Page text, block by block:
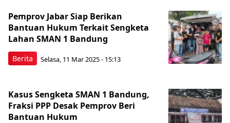
Berita
Pemprov Jabar Siap Berikan
Bantuan Hukum Terkait Sengketa
Lahan SMAN 1 Bandung
Selasa, 11 Mar 2025 - 15:13
Kasus Sengketa SMAN 1 Bandung,
Fraksi PPP Desak Pemprov Beri
Bantuan Hukum